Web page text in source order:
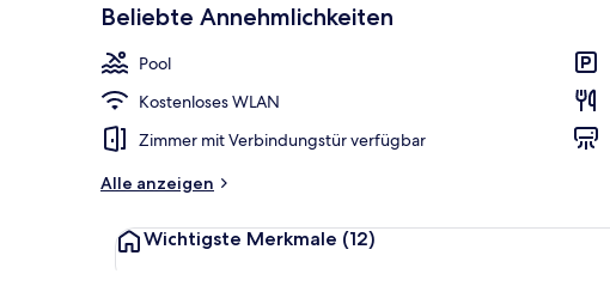
Beliebte Annehmlichkeiten
Pool
Kostenloses WLAN
Zimmer mit Verbindungstür verfügbar
Alle anzeigen
Wichtigste Merkmale (12)